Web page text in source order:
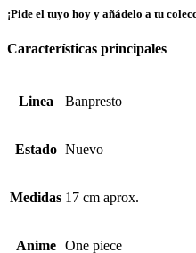
¡Pide el tuyo hoy y añádelo a tu
Características principales
Linea Banpresto
Estado Nuevo
Medidas 17 cm aprox.
Anime One piece